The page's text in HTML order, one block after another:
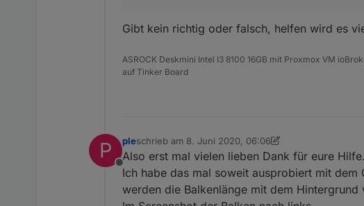
Gibt kein richtig oder falsch, helfen wird es
ASROCK Deskmini Intel I3 8100 16GB mit Proxmox VM
auf Tinker Board
P
Offline
pleschrieb am 8. Juni 2020, 06:06
zuletzt editiert von ple6. Aug. 2020, 08:07
Also erst mal vielen lieben Dank für eure Hilfe.
Ich habe das mal soweit ausprobiert mit
werden die Balkenlänge mit dem